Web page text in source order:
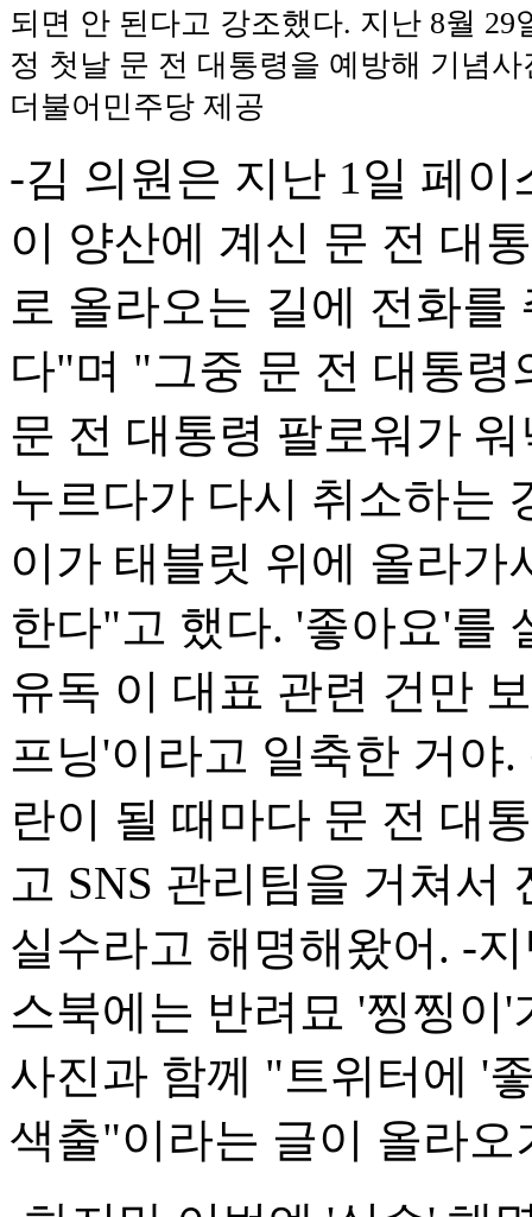
되면 안 된다고 강조했다. 지난 8월 29
정 첫날 문 전 대통령을 예방해 기념
더불어민주당 제공
-김 의원은 지난 1일 페
이 양산에 계신 문 전 대
로 올라오는 길에 전화를
다"며 "그중 문 전 대통
문 전 대통령 팔로워가
누르다가 다시 취소하는
이가 태블릿 위에 올라가
한다"고 했다. '좋아요'를
유독 이 대표 관련 건만
프닝'이라고 일축한 거야
란이 될 때마다 문 전 대
고 SNS 관리팀을 거쳐서
실수라고 해명해왔어. -
스북에는 반려묘 '찡찡이
사진과 함께 "트위터에 '
색출"이라는 글이 올라오